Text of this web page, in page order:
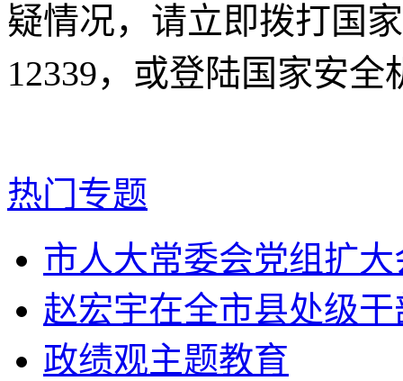
疑情况，请立即拨打国
12339，或登陆国家安
热门专题
市人大常委会党组扩
赵宏宇在全市县处级
政绩观主题教育